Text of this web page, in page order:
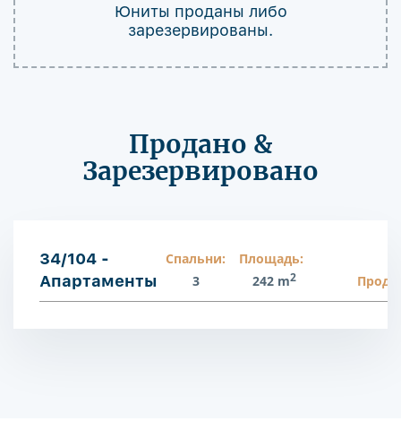
Юниты проданы либо
зарезервированы.
Продано &
Зарезервировано
34/104 -
Апартаменты
Спальни:
3
Площадь:
242 m2